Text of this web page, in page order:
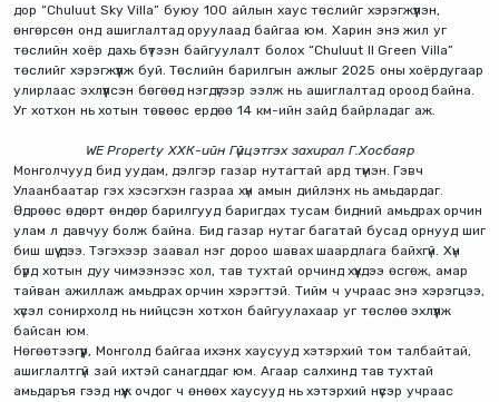
дор “Chuluut Sky Villa” буюу 100 айлын хаус төслийг хэрэгжүүлэн,
өнгөрсөн онд ашиглалтад оруулаад байгаа юм. Харин энэ жил уг
төслийн хоёр дахь бүтээн байгуулалт болох “Chuluut II Green Villa”
төслийг хэрэгжүүлж буй. Төслийн барилгын ажлыг 2025 оны хоёрдугаар
улирлаас эхлүүлсэн бөгөөд нэгдүгээр ээлж нь ашиглалтад ороод байна.
Уг хотхон нь хотын төвөөс ердөө 14 км-ийн зайд байрладаг аж.
WE Property ХХК-ийн Гүйцэтгэх захирал Г.Хосбаяр
Монголчууд бид уудам, дэлгэр газар нутагтай ард түмэн. Гэвч
Улаанбаатар гэх хэсэгхэн газраа хүн амын дийлэнх нь амьдардаг.
Өдрөөс өдөрт өндөр барилгууд баригдах тусам бидний амьдрах орчин
улам л давчуу болж байна. Бид газар нутаг багатай бусад орнууд шиг
биш шүү дээ. Тэгэхээр заавал нэг дороо шавах шаардлага байхгүй. Хүн
бүрд хотын дуу чимээнээс хол, тав тухтай орчинд хүүхдээ өсгөж, амар
тайван ажиллаж амьдрах орчин хэрэгтэй. Тийм ч учраас энэ хэрэгцээ,
хүсэл сонирхолд нь нийцсэн хотхон байгуулахаар уг төслөө эхлүүлж
байсан юм.
Нөгөөтээгүүр, Монголд байгаа ихэнх хаусууд хэтэрхий том талбайтай,
ашиглалтгүй зай ихтэй санагддаг юм. Агаар салхинд тав тухтай
амьдаръя гээд нүүж очдог ч өнөөх хаусууд нь хэтэрхий нүсэр учраас